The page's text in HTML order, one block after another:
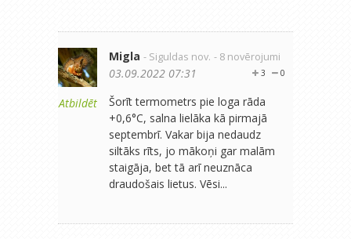
Atbildēt
Migla - Siguldas nov. - 8 novērojumi
0
3
03.09.2022 07:31
Šorīt termometrs pie loga rāda
+0,6°C, salna lielāka kā pirmajā
septembrī. Vakar bija nedaudz
siltāks rīts, jo mākoņi gar malām
staigāja, bet tā arī neuznāca
draudošais lietus. Vēsi...